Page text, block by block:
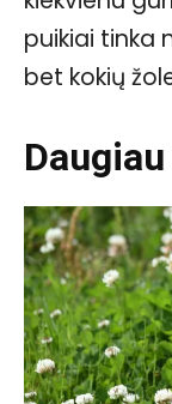
puikiai tinka
bet kokių